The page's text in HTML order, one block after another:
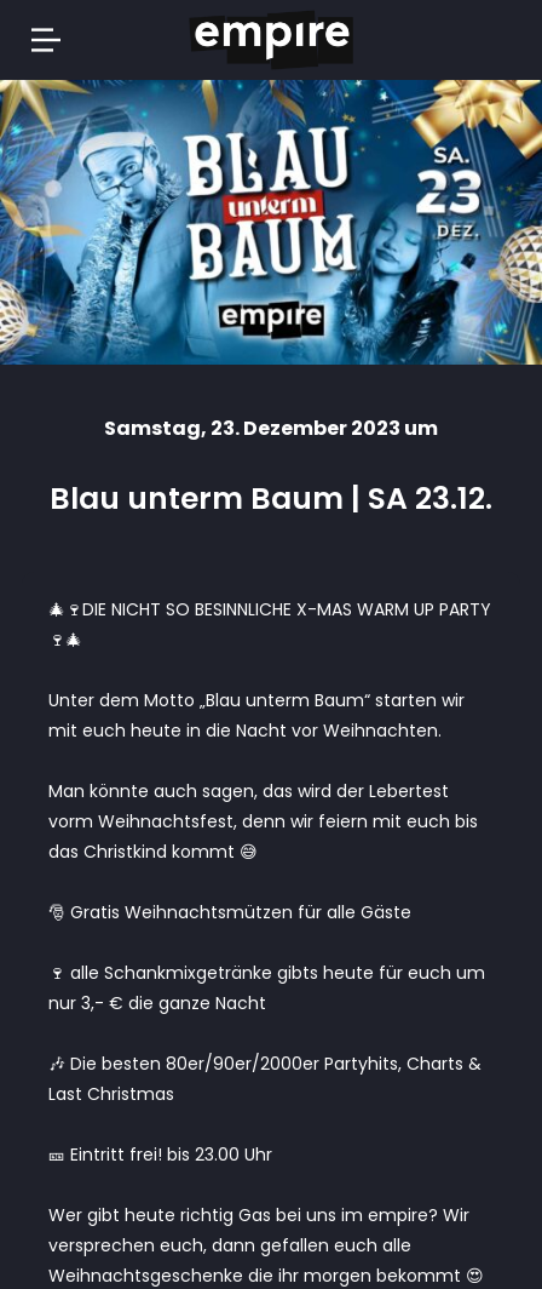
Springe
zum
Inhalt
Samstag, 23. Dezember 2023 um
Blau unterm Baum | SA 23.12.
🎄🍷DIE NICHT SO BESINNLICHE X-MAS WARM UP PARTY
🍷🎄
Unter dem Motto „Blau unterm Baum“ starten wir
mit euch heute in die Nacht vor Weihnachten.
Man könnte auch sagen, das wird der Lebertest
vorm Weihnachtsfest, denn wir feiern mit euch bis
das Christkind kommt 😅
🎅 Gratis Weihnachtsmützen für alle Gäste
🍷 alle Schankmixgetränke gibts heute für euch um
nur 3,- € die ganze Nacht
🎶 Die besten 80er/90er/2000er Partyhits, Charts &
Last Christmas
🎫 Eintritt frei! bis 23.00 Uhr
Wer gibt heute richtig Gas bei uns im empire? Wir
versprechen euch, dann gefallen euch alle
Weihnachtsgeschenke die ihr morgen bekommt 😍